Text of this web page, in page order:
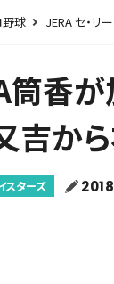
野球 JERA セ・リ
筒香
から
スターズ